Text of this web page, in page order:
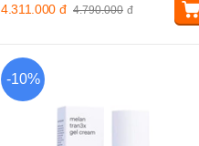
4.790.000 đ
4.311.000 đ
-10%